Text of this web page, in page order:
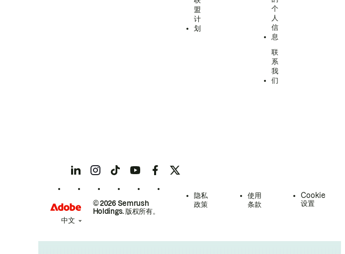
盟
计
划
个
人
信
息
联
系
我
们
© 2026 Semrush
Holdings. 版权所有。
隐私
政策
使用
条款
Cookie
设置
中文